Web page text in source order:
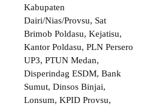
Kabupaten
Dairi/Nias/Provsu, Sat
Brimob Poldasu, Kejatisu,
Kantor Poldasu, PLN Persero
UP3, PTUN Medan,
Disperindag ESDM, Bank
Sumut, Dinsos Binjai,
Lonsum, KPID Provsu,